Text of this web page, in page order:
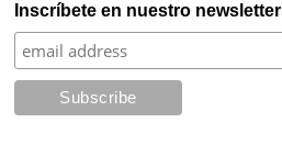
Inscríbete en nuestro newsletter